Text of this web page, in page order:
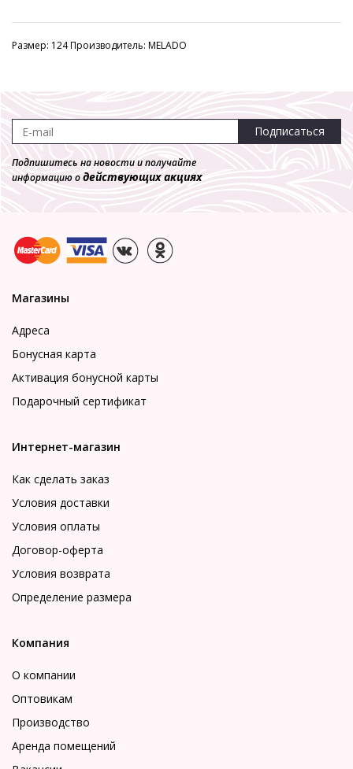
Размер: 124 Производитель: MELADO
Подписаться
Подпишитесь на новости и получайте
информацию одействующих акциях
Магазины
Адреса
Бонусная карта
Активация бонусной карты
Подарочный сертификат
Интернет-магазин
Как сделать заказ
Условия доставки
Условия оплаты
Договор-оферта
Условия возврата
Определение размера
Компания
О компании
Оптовикам
Производство
Аренда помещений